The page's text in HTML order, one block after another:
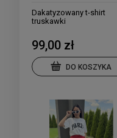
Dakatyzowany t-shirt
truskawki
99,00 zł
DO KOSZYKA